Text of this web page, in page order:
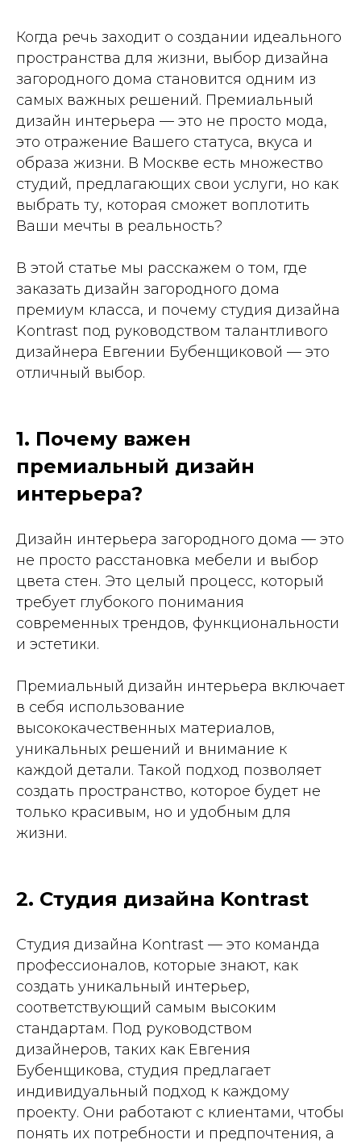
Когда речь заходит о создании идеального
пространства для жизни, выбор дизайна
загородного дома становится одним из
самых важных решений. Премиальный
дизайн интерьера — это не просто мода,
это отражение Вашего статуса, вкуса и
образа жизни. В Москве есть множество
студий, предлагающих свои услуги, но как
выбрать ту, которая сможет воплотить
Ваши мечты в реальность?
В этой статье мы расскажем о том, где
заказать дизайн загородного дома
премиум класса, и почему студия дизайна
Kontrast под руководством талантливого
дизайнера Евгении Бубенщиковой — это
отличный выбор.
1. Почему важен
премиальный дизайн
интерьера?
Дизайн интерьера загородного дома — это
не просто расстановка мебели и выбор
цвета стен. Это целый процесс, который
требует глубокого понимания
современных трендов, функциональности
и эстетики.
Премиальный дизайн интерьера включает
в себя использование
высококачественных материалов,
уникальных решений и внимание к
каждой детали. Такой подход позволяет
создать пространство, которое будет не
только красивым, но и удобным для
жизни.
2. Студия дизайна Kontrast
Студия дизайна Kontrast — это команда
профессионалов, которые знают, как
создать уникальный интерьер,
соответствующий самым высоким
стандартам. Под руководством
дизайнеров, таких как Евгения
Бубенщикова, студия предлагает
индивидуальный подход к каждому
проекту. Они работают с клиентами, чтобы
понять их потребности и предпочтения, а